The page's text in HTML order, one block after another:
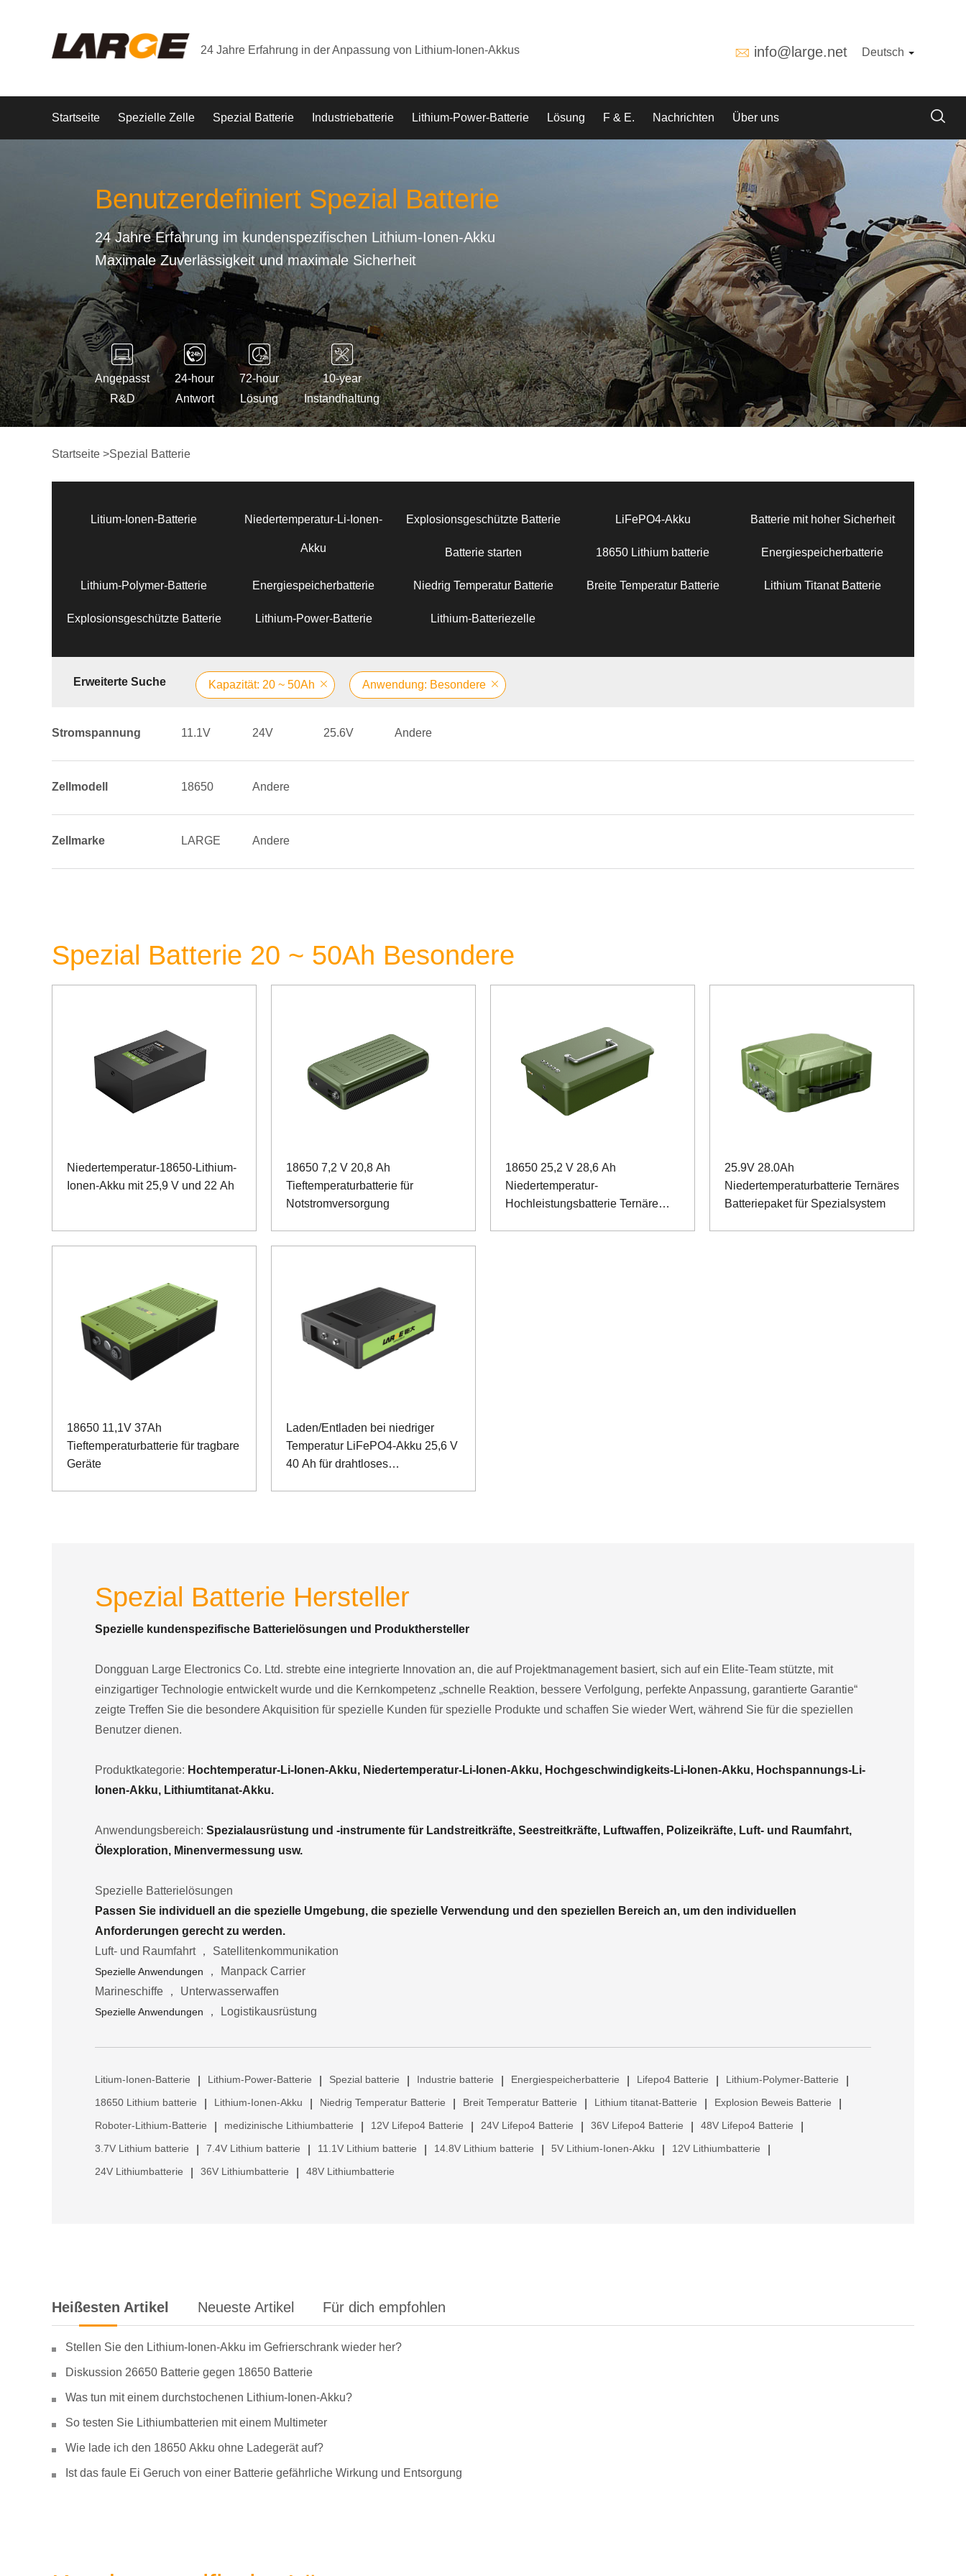
24 Jahre Erfahrung in der Anpassung von Lithium-Ionen-Akkus info@large.net Deutsch
Startseite Spezielle Zelle Spezial Batterie Industriebatterie Lithium-Power-Batterie Lösung F & E. Nachrichten Über uns
Benutzerdefiniert Spezial Batterie
24 Jahre Erfahrung im kundenspezifischen Lithium-Ionen-Akku
Maximale Zuverlässigkeit und maximale Sicherheit
Angepasst
R&D
24-hour
Antwort
72-hour
Lösung
10-year
Instandhaltung
Startseite >Spezial Batterie
Litium-Ionen-Batterie Niedertemperatur-Li-Ionen-
Akku
Explosionsgeschützte Batterie LiFePO4-Akku Batterie mit hoher Sicherheit
Batterie starten 18650 Lithium batterie Energiespeicherbatterie
Lithium-Polymer-Batterie Energiespeicherbatterie Niedrig Temperatur Batterie Breite Temperatur Batterie Lithium Titanat Batterie
Explosionsgeschützte Batterie Lithium-Power-Batterie Lithium-Batteriezelle
Erweiterte Suche Kapazität: 20 ~ 50Ah Anwendung: Besondere
Stromspannung 11.1V 24V 25.6V Andere
Zellmodell 18650 Andere
Zellmarke LARGE Andere
Spezial Batterie 20 ~ 50Ah Besondere
Niedertemperatur-18650-Lithium-
Ionen-Akku mit 25,9 V und 22 Ah
18650 7,2 V 20,8 Ah
Tieftemperaturbatterie für
Notstromversorgung
18650 25,2 V 28,6 Ah
Niedertemperatur-
Hochleistungsbatterie Ternäre
25.9V 28.0Ah
Niedertemperaturbatterie Ternäres
Batteriepaket für Spezialsystem
18650 11,1V 37Ah
Tieftemperaturbatterie für tragbare
Geräte
Laden/Entladen bei niedriger
Temperatur LiFePO4-Akku 25,6 V
40 Ah für drahtloses
Spezial Batterie Hersteller
Spezielle kundenspezifische Batterielösungen und Produkthersteller
Dongguan Large Electronics Co. Ltd. strebte eine integrierte Innovation an, die auf Projektmanagement basiert, sich auf ein Elite-Team stützte, mit
einzigartiger Technologie entwickelt wurde und die Kernkompetenz „schnelle Reaktion, bessere Verfolgung, perfekte Anpassung, garantierte Garantie“
zeigte Treffen Sie die besondere Akquisition für spezielle Kunden für spezielle Produkte und schaffen Sie wieder Wert, während Sie für die speziellen
Benutzer dienen.
Produktkategorie: Hochtemperatur-Li-Ionen-Akku, Niedertemperatur-Li-Ionen-Akku, Hochgeschwindigkeits-Li-Ionen-Akku, Hochspannungs-Li-
Ionen-Akku, Lithiumtitanat-Akku.
Anwendungsbereich: Spezialausrüstung und -instrumente für Landstreitkräfte, Seestreitkräfte, Luftwaffen, Polizeikräfte, Luft- und Raumfahrt,
Ölexploration, Minenvermessung usw.
Spezielle Batterielösungen
Passen Sie individuell an die spezielle Umgebung, die spezielle Verwendung und den speziellen Bereich an, um den individuellen
Anforderungen gerecht zu werden.
Luft- und Raumfahrt ， Satellitenkommunikation
Spezielle Anwendungen ， Manpack Carrier
Marineschiffe ， Unterwasserwaffen
Spezielle Anwendungen ， Logistikausrüstung
Litium-Ionen-Batterie Lithium-Power-Batterie Spezial batterie Industrie batterie Energiespeicherbatterie Lifepo4 Batterie Lithium-Polymer-Batterie
18650 Lithium batterie Lithium-Ionen-Akku Niedrig Temperatur Batterie Breit Temperatur Batterie Lithium titanat-Batterie Explosion Beweis Batterie
Roboter-Lithium-Batterie medizinische Lithiumbatterie 12V Lifepo4 Batterie 24V Lifepo4 Batterie 36V Lifepo4 Batterie 48V Lifepo4 Batterie
3.7V Lithium batterie 7.4V Lithium batterie 11.1V Lithium batterie 14.8V Lithium batterie 5V Lithium-Ionen-Akku 12V Lithiumbatterie
24V Lithiumbatterie 36V Lithiumbatterie 48V Lithiumbatterie
Heißesten Artikel Neueste Artikel Für dich empfohlen
Stellen Sie den Lithium-Ionen-Akku im Gefrierschrank wieder her?
Diskussion 26650 Batterie gegen 18650 Batterie
Was tun mit einem durchstochenen Lithium-Ionen-Akku?
So testen Sie Lithiumbatterien mit einem Multimeter
Wie lade ich den 18650 Akku ohne Ladegerät auf?
Ist das faule Ei Geruch von einer Batterie gefährliche Wirkung und Entsorgung